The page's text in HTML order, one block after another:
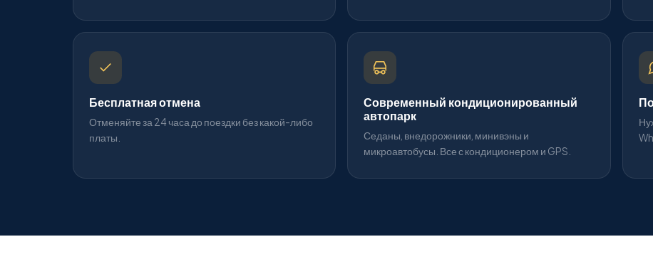
Бесплатная отмена
Отменяйте за 24 часа до поездки без какой-либо
платы.
Современный кондиционированный
автопарк
Седаны, внедорожники, минивэны и
микроавтобусы. Все с кондиционером и GPS.